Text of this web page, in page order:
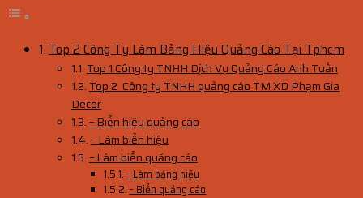
Top 2 Công Ty Làm Bảng Hiệu Quảng Cáo Tại Tphcm
Top 1 Công ty TNHH Dịch Vụ Quảng Cáo Anh Tuấn
Top 2 Công ty TNHH quảng cáo TM XD Phạm Gia
Decor
– Biển hiệu quảng cáo
– Làm biển hiệu
– Làm biển quảng cáo
– Làm bảng hiệu
– Biển quảng cáo